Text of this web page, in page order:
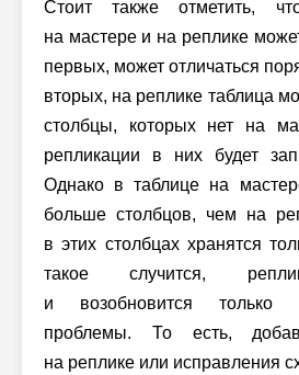
Стоит также отметить,
на мастере и на реплике
первых, может отличаться
вторых, на реплике таблица
столбцы, которых нет на
репликации в них будет
Однако в таблице на
больше столбцов, чем на
в этих столбцах хранятся
такое случится,
и возобновится только
проблемы. То есть,
на реплике или исправления